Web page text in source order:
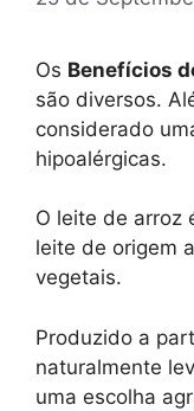
Os Benefícios
são diversos.
considerado
hipoalérgicas.
O leite de arroz
leite de origem
vegetais.
Produzido a
naturalmente
uma escolha